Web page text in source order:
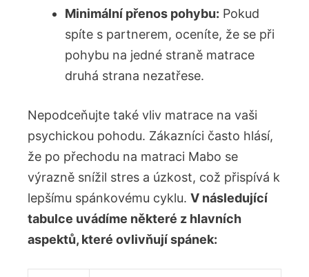
Minimální přenos pohybu: Pokud
spíte s partnerem, oceníte, že se při
pohybu na jedné straně matrace
druhá strana nezatřese.
Nepodceňujte také vliv matrace na vaši
psychickou pohodu. Zákazníci často hlásí,
že po přechodu na matraci Mabo se
výrazně snížil stres a úzkost, což přispívá k
lepšímu spánkovému cyklu. V následující
tabulce uvádíme některé z hlavních
aspektů, které ovlivňují spánek: